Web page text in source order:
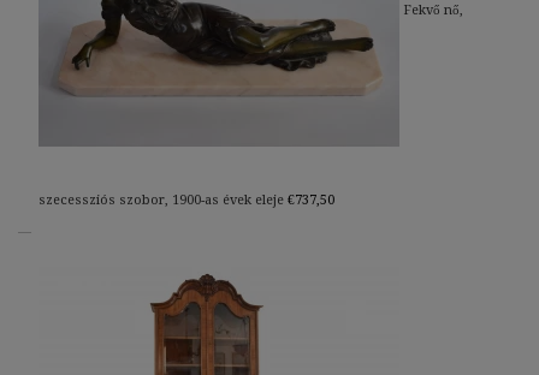
Fekvő nő,
szecessziós szobor, 1900-as évek eleje €737,50